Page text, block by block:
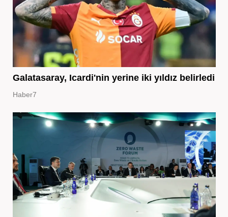
Galatasaray, Icardi'nin yerine iki yıldız belirledi
Haber7